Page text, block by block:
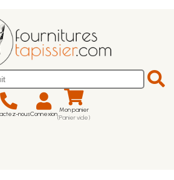
nousConnexion Mon panier
(Panier vide)